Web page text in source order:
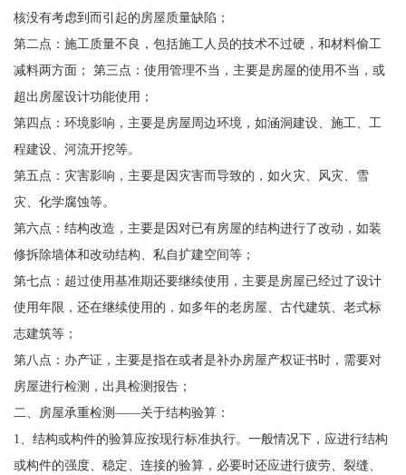
核没有考虑到而引起的房屋质量缺陷；
第二点：施工质量不良，包括施工人员的技术不过硬，和材料偷工
减料两方面； 第三点：使用管理不当，主要是房屋的使用不当，或
超出房屋设计功能使用；
第四点：环境影响，主要是房屋周边环境，如涵洞建设、施工、工
程建设、河流开挖等。
第五点：灾害影响，主要是因灾害而导致的，如火灾、风灾、雪
灾、化学腐蚀等。
第六点：结构改造，主要是因对已有房屋的结构进行了改动，如装
修拆除墙体和改动结构、私自扩建空间等；
第七点：超过使用基准期还要继续使用，主要是房屋已经过了设计
使用年限，还在继续使用的，如多年的老房屋、古代建筑、老式标
志建筑等；
第八点：办产证，主要是指在或者是补办房屋产权证书时，需要对
房屋进行检测，出具检测报告；
二、房屋承重检测——关于结构验算：
1、结构或构件的验算应按现行标准执行。一般情况下，应进行结构
或构件的强度、稳定、连接的验算，必要时还应进行疲劳、裂缝、